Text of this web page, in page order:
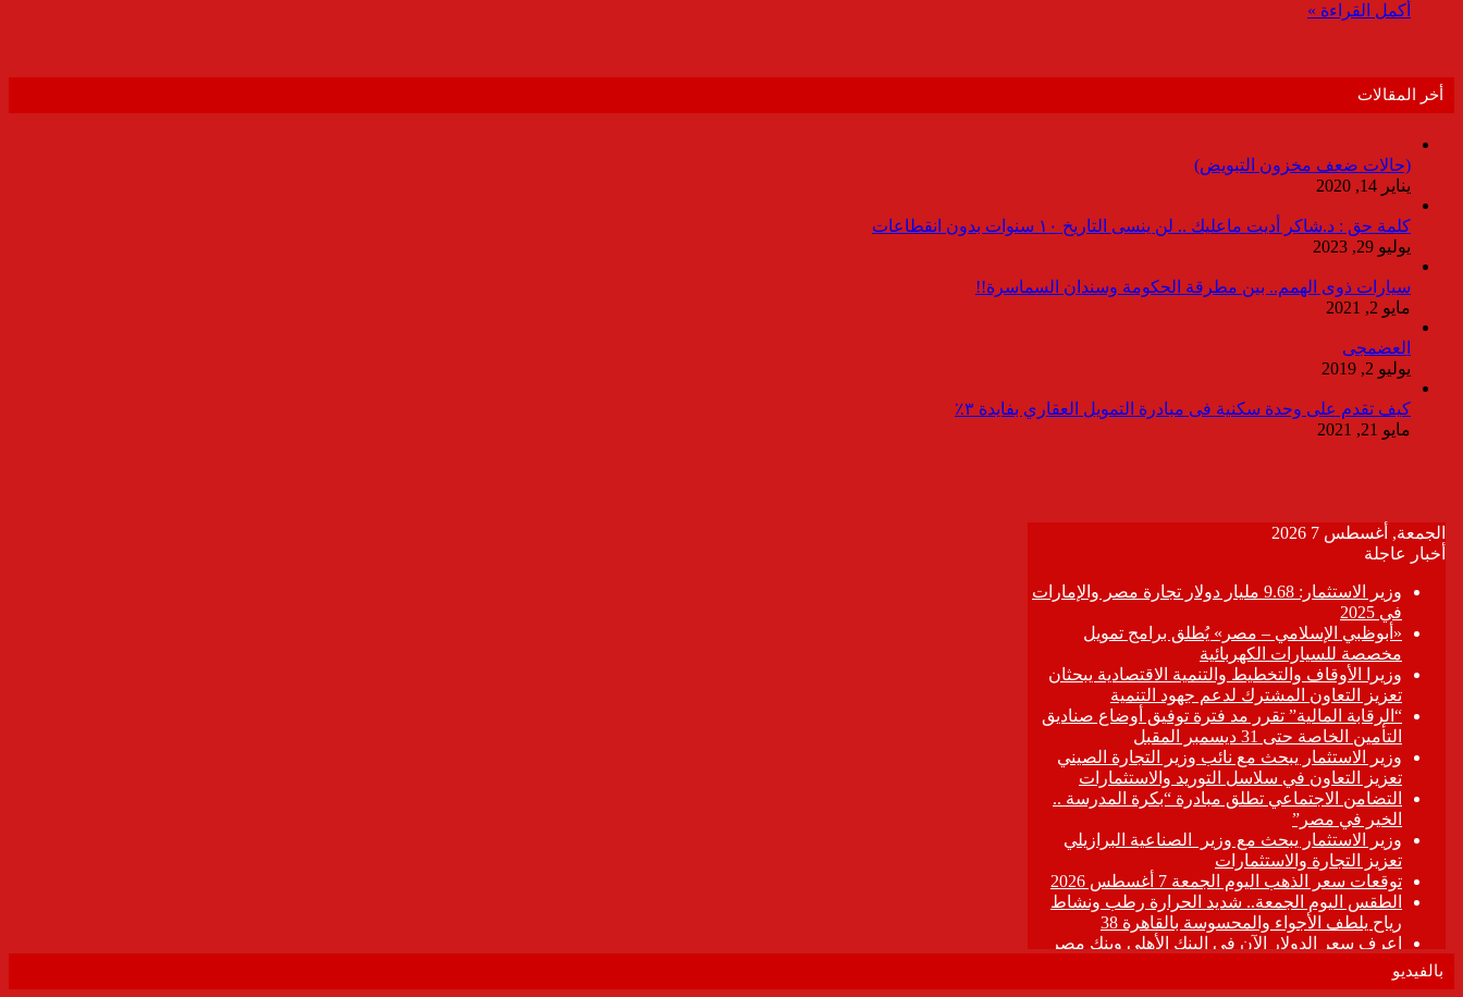
أكمل القراءة »
أخر المقالات
(حالات ضعف مخزون التبويض)
يناير 14, 2020
كلمة حق : د.شاكر أديت ماعليك .. لن ينسى التاريخ ١٠ سنوات بدون انقطاعات
يوليو 29, 2023
سيارات ذوى الهمم.. بين مطرقة الحكومة وسندان السماسرة!!
مايو 2, 2021
العضمجى
يوليو 2, 2019
كيف تقدم على وحدة سكنية فى مبادرة التمويل العقاري بفايدة ٣٪
مايو 21, 2021
بالفيديو